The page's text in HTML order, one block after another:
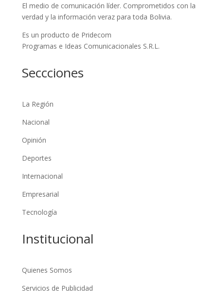
El medio de comunicación líder. Comprometidos con la
verdad y la información veraz para toda Bolivia.
Es un producto de Pridecom
Programas e Ideas Comunicacionales S.R.L.
Seccciones
La Región
Nacional
Opinión
Deportes
Internacional
Empresarial
Tecnología
Institucional
Quienes Somos
Servicios de Publicidad